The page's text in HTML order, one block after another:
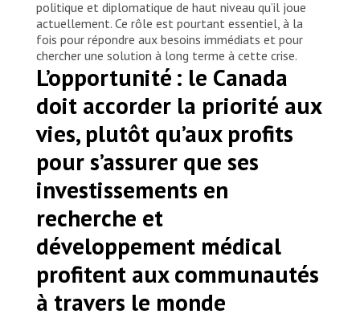
politique et diplomatique de haut niveau qu’il joue
actuellement. Ce rôle est pourtant essentiel, à la
fois pour répondre aux besoins immédiats et pour
chercher une solution à long terme à cette crise.
L’opportunité : le Canada
doit accorder la priorité aux
vies, plutôt qu’aux profits
pour s’assurer que ses
investissements en
recherche et
développement médical
profitent aux communautés
à travers le monde